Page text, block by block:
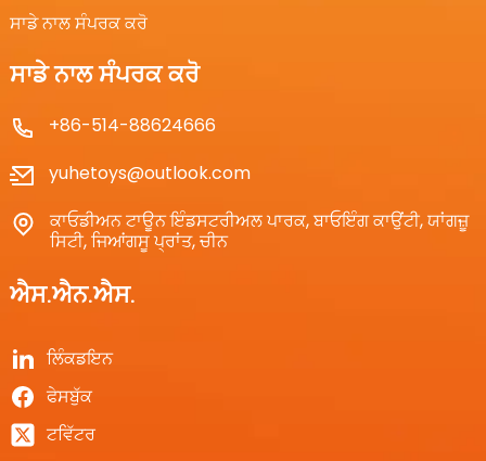
ਸਾਡੇ ਨਾਲ ਸੰਪਰਕ ਕਰੋ
ਸਾਡੇ ਨਾਲ ਸੰਪਰਕ ਕਰੋ
+86-514-88624666
yuhetoys@outlook.com
ਕਾਓਡੀਅਨ ਟਾਊਨ ਇੰਡਸਟਰੀਅਲ ਪਾਰਕ, ​​ਬਾਓਇੰਗ ਕਾਉਂਟੀ, ਯਾਂਗਜ਼ੂ
ਸਿਟੀ, ਜਿਆਂਗਸੂ ਪ੍ਰਾਂਤ, ਚੀਨ
ਐਸ.ਐਨ.ਐਸ.
ਲਿੰਕਡਇਨ
ਫੇਸਬੁੱਕ
ਟਵਿੱਟਰ